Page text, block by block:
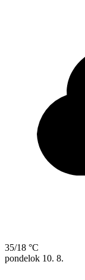
35/18 °C
pondelok 10. 8.